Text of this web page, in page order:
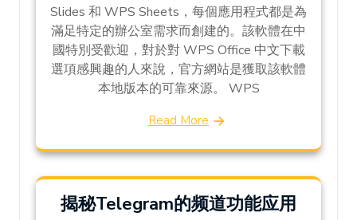
Slides 和 WPS Sheets，每個應用程式都是為
滿足特定的辦公室需求而創建的。該軟體在中
國特別受歡迎，對於對 WPS Office 中文下載
選項感興趣的人來說，官方網站是獲取該軟體
本地版本的可靠來源。 WPS
Read More
揭秘Telegram的频道功能应用